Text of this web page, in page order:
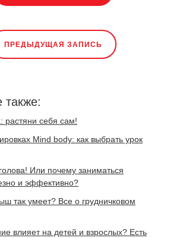
ПРЕДЫДУЩАЯ ЗАПИСЬ
также:
растяни себя сам!
Mind body: как выбрать урок
Или почему заниматься
и эффективно?
так умеет? Все о грудничковом
влияет на детей и взрослых? Есть